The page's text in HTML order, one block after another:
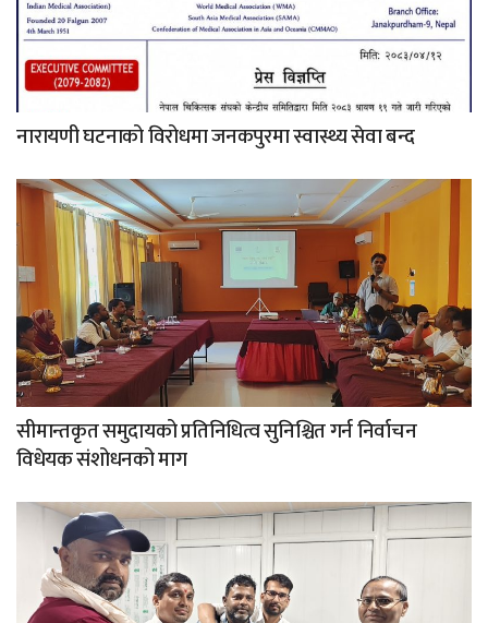
नारायणी घटनाको विरोधमा जनकपुरमा स्वास्थ्य सेवा बन्द
सीमान्तकृत समुदायको प्रतिनिधित्व सुनिश्चित गर्न निर्वाचन
विधेयक संशोधनको माग